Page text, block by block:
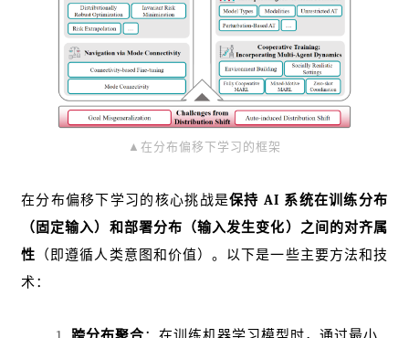
▲在分布偏移下学习的框架
在分布偏移下学习的核心挑战是保持 AI 系统在训练分布
（固定输入）和部署分布（输入发生变化）之间的对齐属
性 （即遵循人类意图和价值）。以下是一些主要方法和技
术：